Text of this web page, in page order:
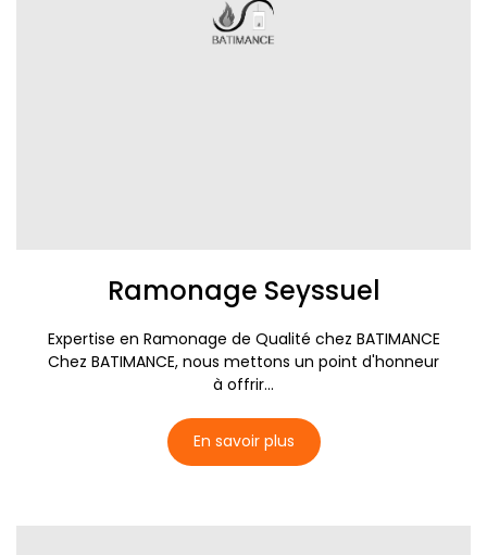
Ramonage Seyssuel
Expertise en Ramonage de Qualité chez BATIMANCE
Chez BATIMANCE, nous mettons un point d'honneur
à offrir...
En savoir plus